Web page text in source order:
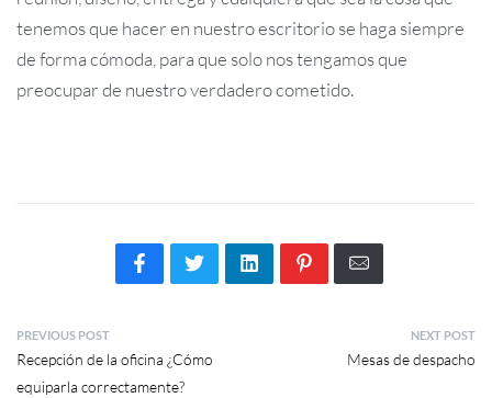
tenemos que hacer en nuestro escritorio se haga siempre
de forma cómoda, para que solo nos tengamos que
preocupar de nuestro verdadero cometido.
PREVIOUS POST
Recepción de la oficina ¿Cómo
equiparla correctamente?
NEXT POST
Mesas de despacho